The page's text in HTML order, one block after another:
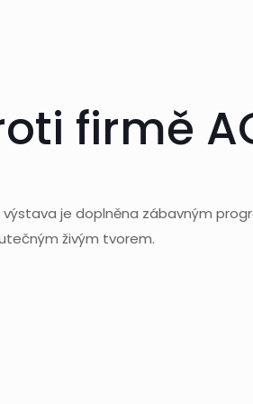
firmě
je doplněna zábavným
živým tvorem.